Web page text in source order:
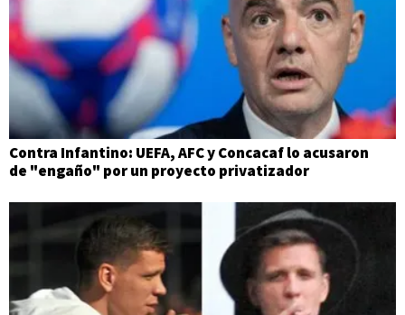
Contra Infantino: UEFA, AFC y Concacaf lo acusaron
de "engaño" por un proyecto privatizador